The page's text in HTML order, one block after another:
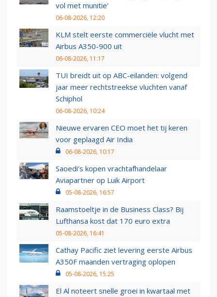
vol met munitie'
06-08-2026, 12:20
KLM stelt eerste commerciële vlucht met
Airbus A350-900 uit
06-08-2026, 11:17
TUI breidt uit op ABC-eilanden: volgend
jaar meer rechtstreekse vluchten vanaf
Schiphol
06-08-2026, 10:24
Nieuwe ervaren CEO moet het tij keren
voor geplaagd Air India
06-08-2026, 10:17
Saoedi’s kopen vrachtafhandelaar
Aviapartner op Luik Airport
05-08-2026, 16:57
Raamstoeltje in de Business Class? Bij
Lufthansa kost dat 170 euro extra
05-08-2026, 16:41
Cathay Pacific ziet levering eerste Airbus
A350F maanden vertraging oplopen
05-08-2026, 15:25
El Al noteert snelle groei in kwartaal met